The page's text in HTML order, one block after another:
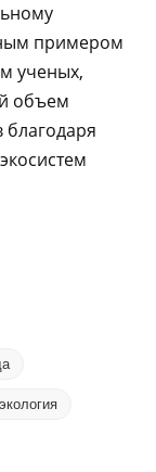
примером
ученых,
объем
благодаря
экология